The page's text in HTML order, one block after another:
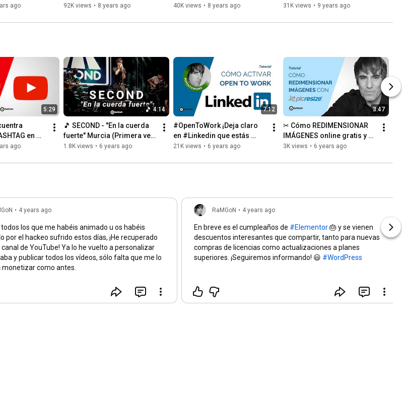
ago
92K views • 8 years ago
Google Mi Negocio)
40K views • 8 years ago
31K views • 9 years ago
5:29
en
ago
4:14
🎵 SECOND - "En la cuerda
fuerte" Murcia (Primera vez
que la tocan en directo)
1.8K views • 6 years ago
7:12
#OpenToWork ¡Deja claro
en #Linkedin que estás
abierto a recibir
21K views • 6 years ago
3:47
✂ Cómo REDIMENSIONAR
IMÁGENES online gratis y en
lote con Picresize [Tutorial]
3K views • 6 years ago
• 4 years ago
todos los que me habéis animado u os habéis
por el hackeo sufrido estos días, ¡He recuperado
de YouTube! Ya lo he vuelto a personalizar
y publicar todos los vídeos, sólo falta que me lo
monetizar como antes.
RaMGoN • 4 years ago
En breve es el cumpleaños de #Elementor🎂 y se vienen
descuentos interesantes que compartir, tanto para nuevas
compras de licencias como actualizaciones a planes
superiores. ¡Seguiremos informando! 😃 #WordPress